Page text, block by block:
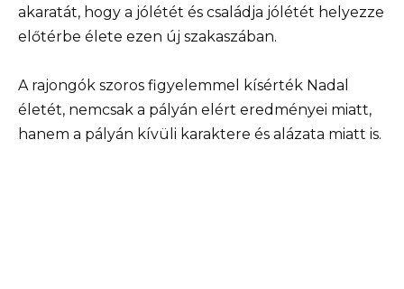
akaratát, hogy a jólétét és családja jólétét helyezze
előtérbe élete ezen új szakaszában.
A rajongók szoros figyelemmel kísérték Nadal
életét, nemcsak a pályán elért eredményei miatt,
hanem a pályán kívüli karaktere és alázata miatt is.